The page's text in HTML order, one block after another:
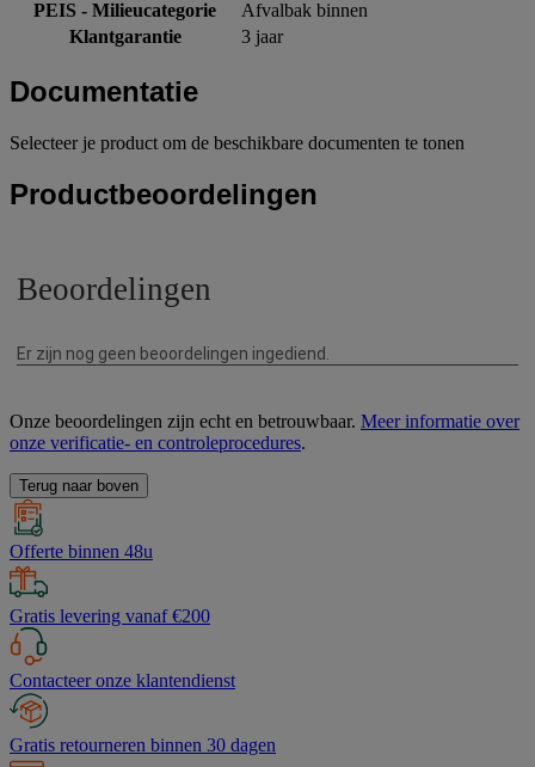
PEIS - Milieucategorie
Afvalbak binnen
Klantgarantie
3 jaar
Documentatie
Selecteer je product om de beschikbare documenten te tonen
Productbeoordelingen
Onze beoordelingen zijn echt en betrouwbaar. Meer informatie over
onze verificatie- en controleprocedures.
Terug naar boven
Offerte binnen 48u
Gratis levering vanaf €200
Contacteer onze klantendienst
Gratis retourneren binnen 30 dagen